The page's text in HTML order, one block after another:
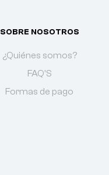
SOBRE NOSOTROS
¿Quiénes somos?
FAQ'S
Formas de pago